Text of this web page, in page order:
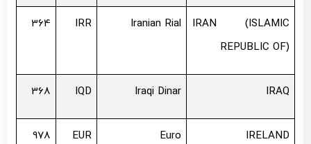
IRAN (ISLAMIC
REPUBLIC OF)
Iranian Rial
IRR
364
IRAQ
Iraqi Dinar
IQD
368
IRELAND
Euro
EUR
978